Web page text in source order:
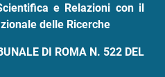
e Relazioni con il
delle Ricerche
DI ROMA N. 522 DEL